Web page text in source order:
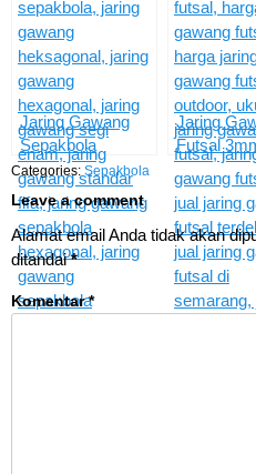
Jaring Gawang
Sepakbola
Heksagonal
HSGN-03H
Jaring
Futsal
03
Categories: Sepakbola
Leave a comment
Alamat email Anda tidak akan
ditandai*
Komentar*